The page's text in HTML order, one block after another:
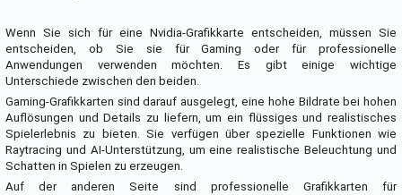
Wenn Sie sich für eine Nvidia-Grafikkarte entscheiden, müssen Sie
entscheiden, ob Sie sie für Gaming oder für professionelle
Anwendungen verwenden möchten. Es gibt einige wichtige
Unterschiede zwischen den beiden.
Gaming-Grafikkarten sind darauf ausgelegt, eine hohe Bildrate bei hohen
Auflösungen und Details zu liefern, um ein flüssiges und realistisches
Spielerlebnis zu bieten. Sie verfügen über spezielle Funktionen wie
Raytracing und AI-Unterstützung, um eine realistische Beleuchtung und
Schatten in Spielen zu erzeugen.
Auf der anderen Seite sind professionelle Grafikkarten für